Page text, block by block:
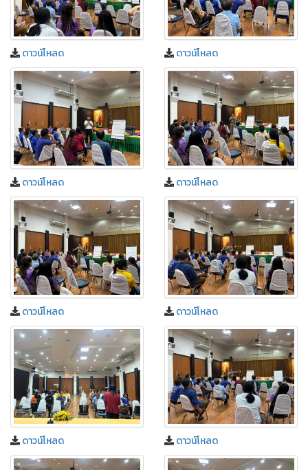
ดาวน์โหลด ดาวน์โหลด
ดาวน์โหลด ดาวน์โหลด
ดาวน์โหลด ดาวน์โหลด
ดาวน์โหลด ดาวน์โหลด